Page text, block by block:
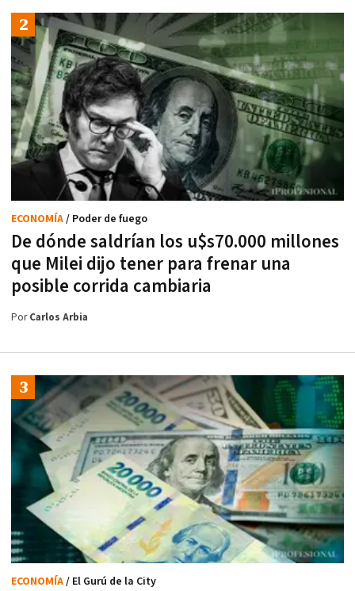
De dónde saldrían los u$s70.000 millones
que Milei dijo tener para frenar una
posible corrida cambiaria
ECONOMÍA/ Poder de fuego
PorCarlos Arbia
ECONOMÍA/ El Gurú de la City